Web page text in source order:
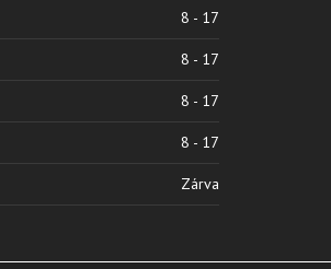
8 - 17
8 - 17
8 - 17
8 - 17
Zárva